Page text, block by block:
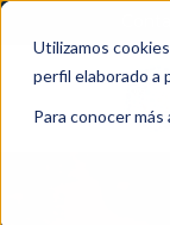
Utilizamos
perfil elaborado a
Para conocer